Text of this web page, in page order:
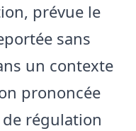
prévue le
sans
un contexte
prononcée
régulation